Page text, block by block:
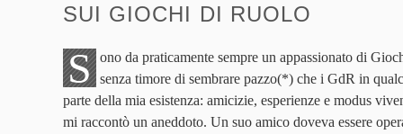
SUI GIOCHI DI RUOLO
S ono da praticamente sempre un appassionato di
senza timore di sembrare pazzo(*) che i GdR in
parte della mia esistenza: amicizie, esperienze e modus
mi raccontò un aneddoto. Un suo amico doveva essere